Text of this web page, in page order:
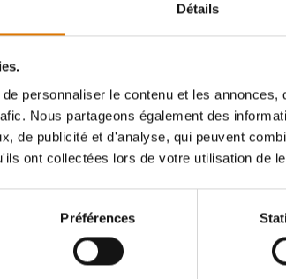
Détails
personnaliser le contenu et les
Nous partageons également des
de publicité et d'analyse, qui peuvent
ont collectées lors de votre utilisation de
Préférences